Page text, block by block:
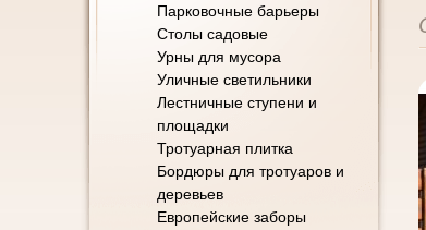
Парковочные барьеры
Cтолы садовые
Урны для мусора
Уличные светильники
Лестничные ступени и
площадки
Тротуарная плитка
Бордюры для тротуаров и
деревьев
Европейские заборы